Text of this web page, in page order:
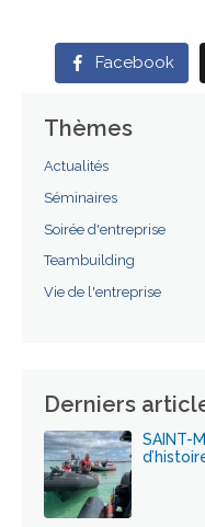
Facebook
Thèmes
Actualités
Séminaires
Soirée d'entreprise
Teambuilding
Vie de l'entreprise
Derniers
SAINT-